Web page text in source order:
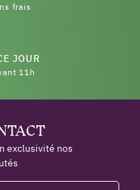
frais
JOUR
11h
exclusivité nos